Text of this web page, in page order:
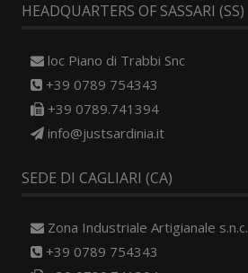
HEADQUARTERS OF SASSARI (SS)
loc Piano di Trabbi Snc
+39 0789 754343
+39 0789.741394
info@justsardinia.it
SEDE DI CAGLIARI (CA)
Zona Industriale Artigianale s.n.c.
+39 0789 754343